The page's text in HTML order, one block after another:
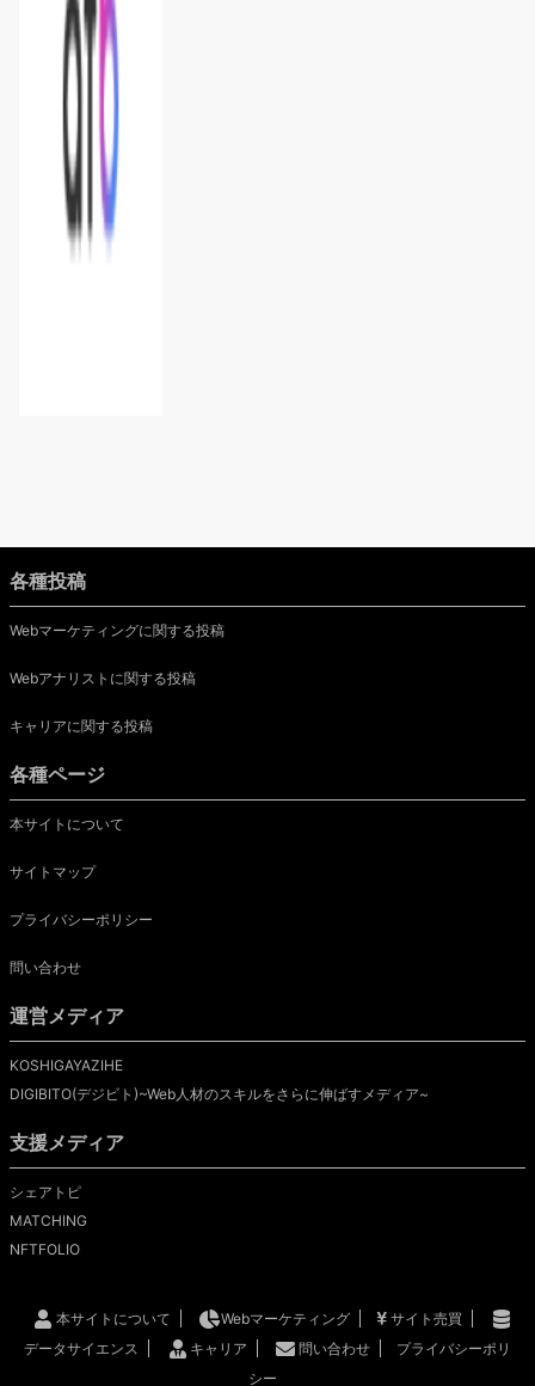
各種投稿
Webマーケティングに関する投稿
Webアナリストに関する投稿
キャリアに関する投稿
各種ページ
本サイトについて
サイトマップ
プライバシーポリシー
問い合わせ
運営メディア
KOSHIGAYAZIHE
DIGIBITO(デジビト)~Web人材のスキルをさらに伸ばすメディア~
支援メディア
シェアトピ
MATCHING
NFTFOLIO
本サイトについて Webマーケティング
サイト売買
データサイエンス
キャリア 問い合わせ
プライバシーポリ
シー